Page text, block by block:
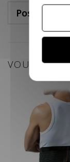
Poser une
VOUS